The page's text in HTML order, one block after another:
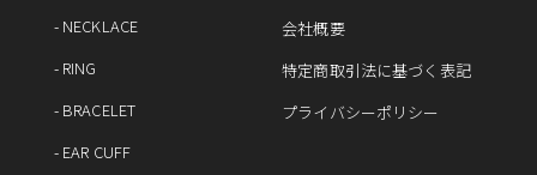
- NECKLACE
- RING
- BRACELET
- EAR CUFF
会社概要
特定商取引法に基づく表記
プライバシーポリシー